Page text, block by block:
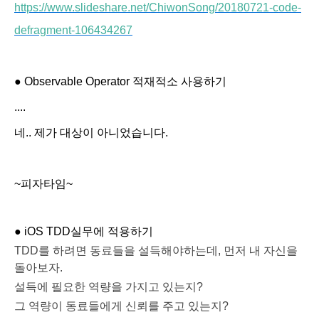
https://www.slideshare.net/ChiwonSong/20180721-code-
defragment-106434267
● Observable Operator 적재적소 사용하기
....
네.. 제가 대상이 아니었습니다.
~피자타임~
● iOS TDD실무에 적용하기
TDD를 하려면 동료들을 설득해야하는데 , 먼저 내 자신을
돌아보자.
설득에 필요한 역량을 가지고 있는지 ?
그 역량이 동료들에게 신뢰를 주고 있는지 ?